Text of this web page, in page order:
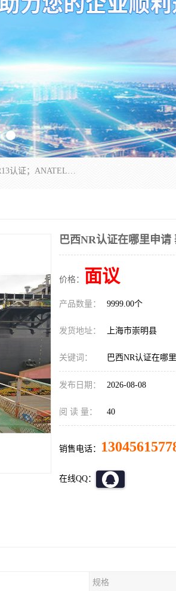
*是一家的测试、评估、检查与认机构，主要从事巴西NR10认证、NR12认证、NR13认证；ANATEL认证、INMTRO认证，欧盟CE认证：MD认证，PED认证，MID认证，ATEX认证，德国蓝色天使认证。
巴西NR认证在哪里申请
价格： 面议
产品数量： 9999.00个
发货地址： 上海市崇明县
关键词： 巴西NR认证在哪
发布日期： 2026-08-08
阅 读 量： 40
销售电话：
在线QQ：
规格